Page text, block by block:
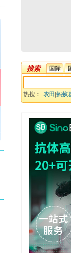
搜索 国际
热搜： 农田 蚂蚁